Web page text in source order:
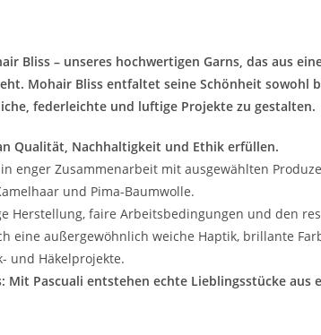
Bliss – unseres hochwertigen Garns, das aus
Mohair Bliss entfaltet seine Schönheit sowohl
federleichte und luftige Projekte zu gestalten.
Qualität, Nachhaltigkeit und Ethik erfüllen.
enger Zusammenarbeit mit ausgewählten
und Pima-Baumwolle.
Herstellung, faire Arbeitsbedingungen und den
eine außergewöhnlich weiche Haptik, brillante
und Häkelprojekte.
Mit Pascuali entstehen echte Lieblingsstücke aus